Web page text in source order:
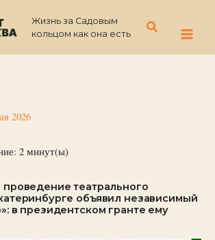
Жизнь за Садовым
кольцом как она есть
Поиск
2026
2 минут(ы)
театрального
объявил независимый
в президентском гранте ему